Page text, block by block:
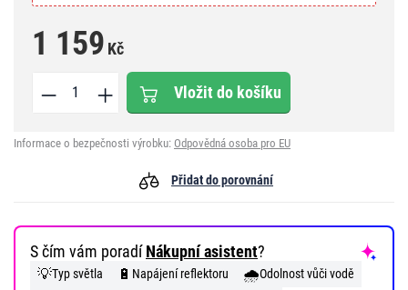
1 159 Kč
Vložit do košíku
Informace o bezpečnosti výrobku: Odpovědná osoba pro EU
Přidat do porovnání
S čím vám poradíNákupní asistent?
💡Typ světla 🔋 Napájení reflektoru 🌧️Odolnost vůči vodě